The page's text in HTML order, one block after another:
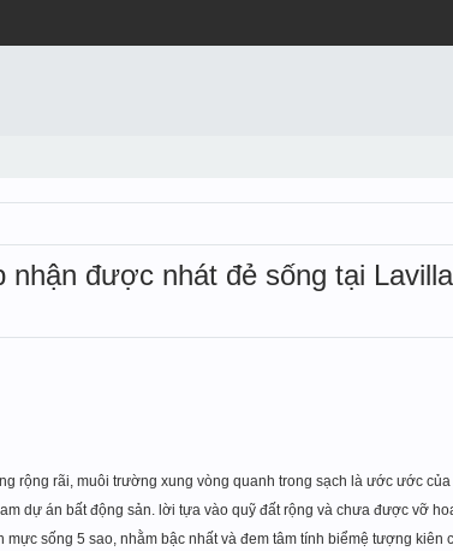
được nhát đẻ sống tại
rộng rãi, muôi trường xung vòng quanh trong sạch là ước ước của
dự án bất động sản. lời tựa vào quỹ đất rộng và chưa được vỡ
mực sống 5 sao, nhằm bậc nhất và đem tâm tính biểmệ tượng kiên